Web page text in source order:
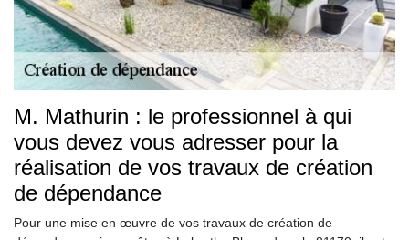
M. Mathurin : le professionnel à qui
vous devez vous adresser pour la
réalisation de vos travaux de création
de dépendance
Pour une mise en œuvre de vos travaux de création de